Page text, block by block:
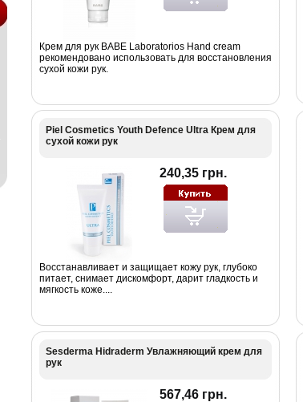
Крем для рук BABE Laboratorios Hand cream
рекомендовано использовать для восстановления
сухой кожи рук.
Piel Cosmetics Youth Defence Ultra Крем для
сухой кожи рук
240,35 грн.
Восстанавливает и защищает кожу рук, глубоко
питает, снимает дискомфорт, дарит гладкость и
мягкость коже....
Sesderma Hidraderm Увлажняющий крем для
рук
567,46 грн.